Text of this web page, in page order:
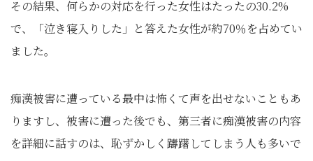
その結果、何らかの対応を行った女性はたったの30.2%
で、「泣き寝入りした」と答えた女性が約70％を占めてい
ました。
痴漢被害に遭っている最中は怖くて声を出せないこともあ
りますし、被害に遭った後でも、第三者に痴漢被害の内容
を詳細に話すのは、恥ずかしく躊躇してしまう人も多いで